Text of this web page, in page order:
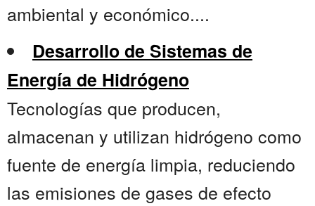
ambiental y económico....
Desarrollo de Sistemas de
Energía de Hidrógeno
Tecnologías que producen,
almacenan y utilizan hidrógeno como
fuente de energía limpia, reduciendo
las emisiones de gases de efecto